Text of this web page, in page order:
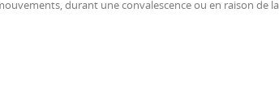
durant une convalescence ou en raison de